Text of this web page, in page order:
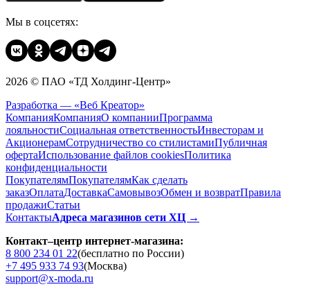
Мы в соцсетях:
2026 © ПАО «ТД Холдинг-Центр»
Разработка — «Веб Креатор»
КомпанияКомпанияО компанииПрограмма
лояльностиСоциальная ответственностьИнвесторам и
АкционерамСотрудничество со стилистамиПубличная
офертаИспользование файлов cookiesПолитика
конфиденциальности
ПокупателямПокупателямКак сделать
заказОплатаДоставкаCамовывозОбмен и возвратПравила
продажиСтатьи
КонтактыАдреса магазинов сети ХЦ →
Контакт–центр интернет-магазина:
8 800 234 01 22(бесплатно по России)
+7 495 933 74 93(Москва)
support@x-moda.ru